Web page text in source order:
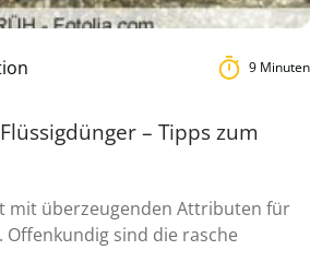
9 Minuten
– Tipps zum
mit überzeugenden Attributen für
sind die rasche